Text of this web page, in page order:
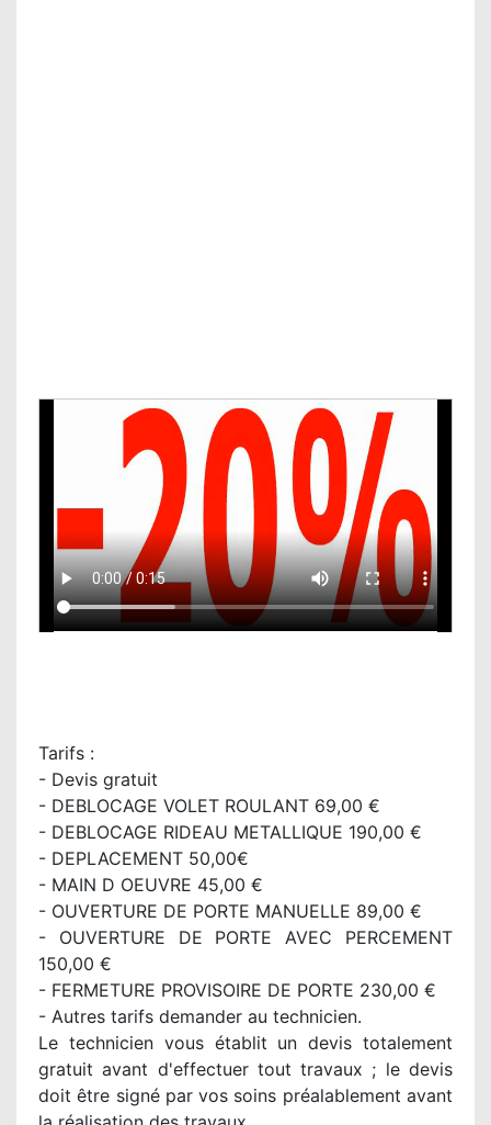
Tarifs :
- Devis gratuit
- DEBLOCAGE VOLET ROULANT 69,00 €
- DEBLOCAGE RIDEAU METALLIQUE 190,00 €
- DEPLACEMENT 50,00€
- MAIN D OEUVRE 45,00 €
- OUVERTURE DE PORTE MANUELLE 89,00 €
- OUVERTURE DE PORTE AVEC PERCEMENT
150,00 €
- FERMETURE PROVISOIRE DE PORTE 230,00 €
- Autres tarifs demander au technicien.
Le technicien vous établit un devis totalement
gratuit avant d'effectuer tout travaux ; le devis
doit être signé par vos soins préalablement avant